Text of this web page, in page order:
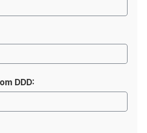
DDD: